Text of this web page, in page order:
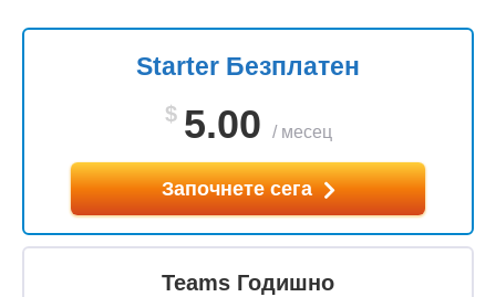
Starter Безплатен
$ 5.00 / месец
Започнете сега
Teams Годишно